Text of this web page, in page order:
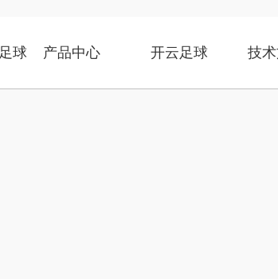
球 产品中心 开云足球 技